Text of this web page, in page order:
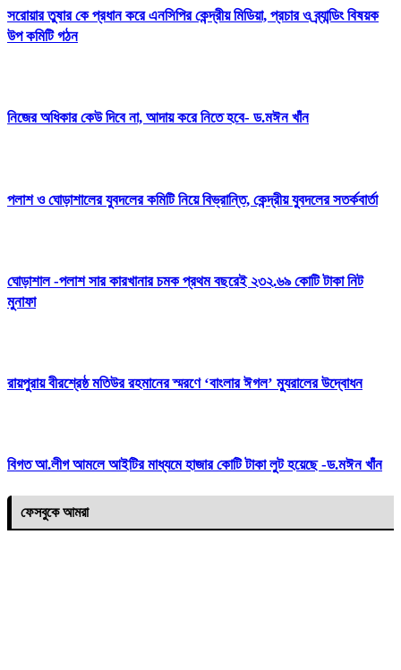
সরোয়ার তুষার কে প্রধান করে এনসিপির কেন্দ্রীয় মিডিয়া, প্রচার ও ব্র্যান্ডিং বিষয়ক
উপ কমিটি গঠন
নিজের অধিকার কেউ দিবে না, আদায় করে নিতে হবে- ড.মঈন খাঁন
পলাশ ও ঘোড়াশালের যুবদলের কমিটি নিয়ে বিভ্রান্তি, কেন্দ্রীয় যুবদলের সতর্কবার্তা
ঘোড়াশাল -পলাশ সার কারখানার চমক প্রথম বছরেই ২৩২.৬৯ কোটি টাকা নিট
মুনাফা
রায়পুরায় বীরশ্রেষ্ঠ মতিউর রহমানের স্মরণে ‘বাংলার ঈগল’ ম্যুরালের উদ্বোধন
বিগত আ.লীগ আমলে আইটির মাধ্যমে হাজার কোটি টাকা লুট হয়েছে -ড.মঈন খাঁন
ফেসবুকে আমরা